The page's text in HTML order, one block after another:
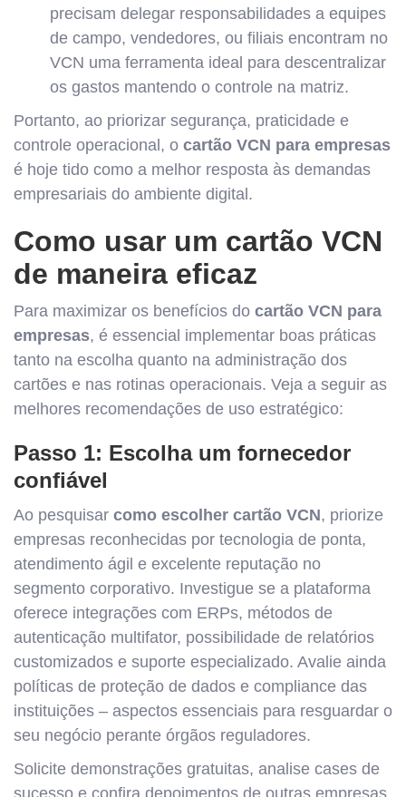
precisam delegar responsabilidades a equipes
de campo, vendedores, ou filiais encontram no
VCN uma ferramenta ideal para descentralizar
os gastos mantendo o controle na matriz.
Portanto, ao priorizar segurança, praticidade e
controle operacional, o cartão VCN para empresas
é hoje tido como a melhor resposta às demandas
empresariais do ambiente digital.
Como usar um cartão VCN
de maneira eficaz
Para maximizar os benefícios do cartão VCN para
empresas, é essencial implementar boas práticas
tanto na escolha quanto na administração dos
cartões e nas rotinas operacionais. Veja a seguir as
melhores recomendações de uso estratégico:
Passo 1: Escolha um fornecedor
confiável
Ao pesquisar como escolher cartão VCN, priorize
empresas reconhecidas por tecnologia de ponta,
atendimento ágil e excelente reputação no
segmento corporativo. Investigue se a plataforma
oferece integrações com ERPs, métodos de
autenticação multifator, possibilidade de relatórios
customizados e suporte especializado. Avalie ainda
políticas de proteção de dados e compliance das
instituições – aspectos essenciais para resguardar o
seu negócio perante órgãos reguladores.
Solicite demonstrações gratuitas, analise cases de
sucesso e confira depoimentos de outras empresas